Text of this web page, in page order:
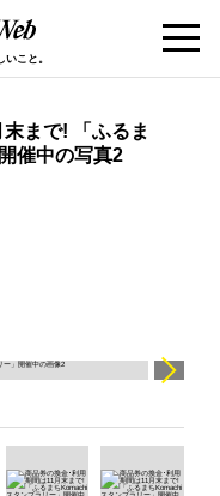
こと。
まで! 「ふるま
催中の写真2